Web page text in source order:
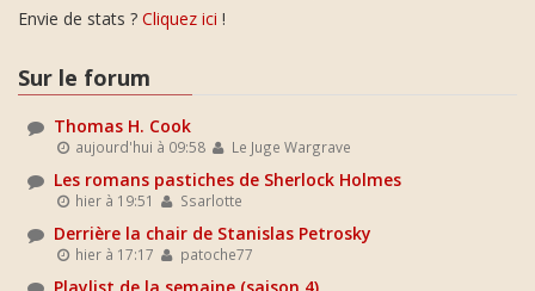
Envie de stats ? Cliquez ici !
Sur le forum
Thomas H. Cook
aujourd'hui à 09:58 Le Juge Wargrave
Les romans pastiches de Sherlock Holmes
hier à 19:51 Ssarlotte
Derrière la chair de Stanislas Petrosky
hier à 17:17 patoche77